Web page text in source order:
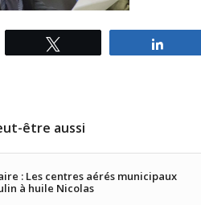
être aussi
: Les centres aérés municipaux
à huile Nicolas